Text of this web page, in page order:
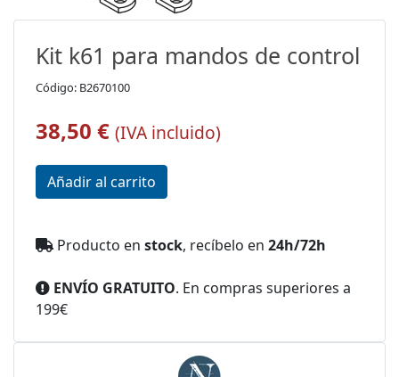
Kit k61 para mandos de control
Código: B2670100
38,50 € (IVA incluido)
Producto en stock, recíbelo en 24h/72h
ENVÍO GRATUITO. En compras superiores a
199€